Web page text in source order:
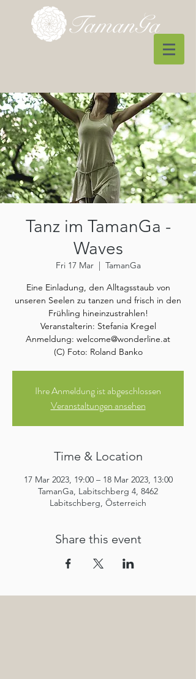
Tanz im TamanGa -
Waves
Fri 17 Mar
  |
TamanGa
Eine Einladung, den Alltagsstaub von
unseren Seelen zu tanzen und frisch in den
Frühling hineinzustrahlen!
Veranstalterin: Stefania Kregel
Anmeldung: welcome@wonderline.at
(C) Foto: Roland Banko
Ihre Anmeldung ist abgeschlossen
Veranstaltungen ansehen
Time & Location
17 Mar 2023, 19:00 – 18 Mar 2023, 13:00
TamanGa, Labitschberg 4, 8462
Labitschberg, Österreich
Share this event